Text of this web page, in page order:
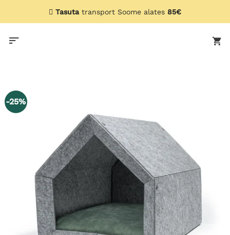
Tasutatransport Lätti alates80€
-25%